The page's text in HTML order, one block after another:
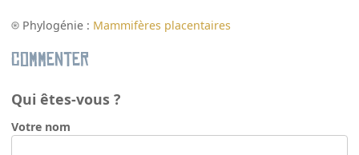
Phylogénie : Mammifères placentaires
Commenter
Qui êtes-vous ?
Votre nom